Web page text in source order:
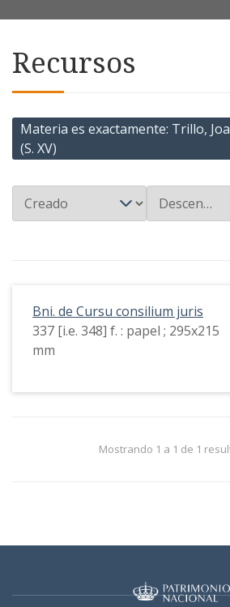
Recursos
Materia es exactamente Trillo,
(S. XV)
Bni. de Cursu consilium juris
337 [i.e. 348] f. : papel ; 295x215
mm
Mostrando 1 a 1 de 1